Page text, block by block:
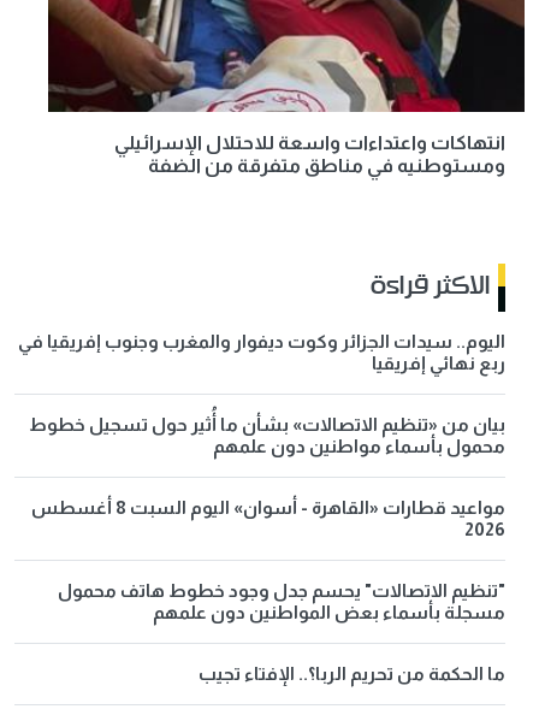
انتهاكات واعتداءات واسعة للاحتلال الإسرائيلي
ومستوطنيه في مناطق متفرقة من الضفة
الاكثر قراءة
اليوم.. سيدات الجزائر وكوت ديفوار والمغرب وجنوب إفريقيا في
ربع نهائي إفريقيا
بيان من «تنظيم الاتصالات» بشأن ما أُثير حول تسجيل خطوط
محمول بأسماء مواطنين دون علمهم
مواعيد قطارات «القاهرة - أسوان» اليوم السبت 8 أغسطس
2026
"تنظيم الاتصالات" يحسم جدل وجود خطوط هاتف محمول
مسجلة بأسماء بعض المواطنين دون علمهم
ما الحكمة من تحريم الربا؟.. الإفتاء تجيب